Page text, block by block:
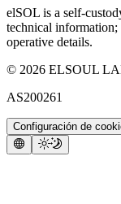
elSOL is a self-
technical information;
operative details.
© 2026 ELSOUL
AS200261
Configuración de